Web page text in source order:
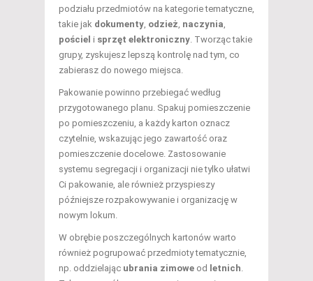
podziału przedmiotów na kategorie tematyczne,
takie jak dokumenty, odzież, naczynia,
pościel i sprzęt elektroniczny. Tworząc takie
grupy, zyskujesz lepszą kontrolę nad tym, co
zabierasz do nowego miejsca.
Pakowanie powinno przebiegać według
przygotowanego planu. Spakuj pomieszczenie
po pomieszczeniu, a każdy karton oznacz
czytelnie, wskazując jego zawartość oraz
pomieszczenie docelowe. Zastosowanie
systemu segregacji i organizacji nie tylko ułatwi
Ci pakowanie, ale również przyspieszy
późniejsze rozpakowywanie i organizację w
nowym lokum.
W obrębie poszczególnych kartonów warto
również pogrupować przedmioty tematycznie,
np. oddzielając ubrania zimowe od letnich.